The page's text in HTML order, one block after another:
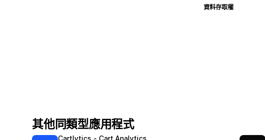
資料存取權
其他同類型應用程式
Cartlytics ‑ Cart Analytics